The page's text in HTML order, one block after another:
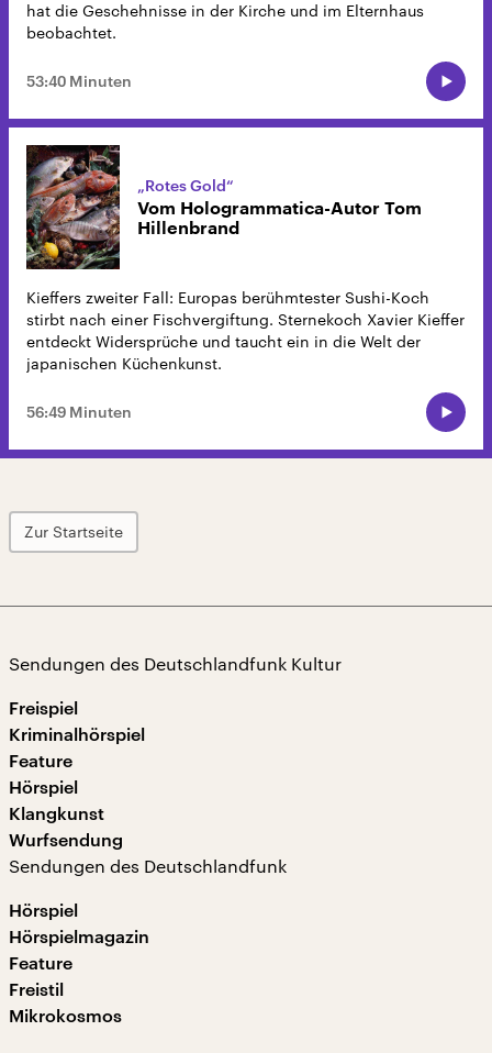
hat die Geschehnisse in der Kirche und im Elternhaus
beobachtet.
53:40 Minuten
„Rotes Gold“
Vom Hologrammatica-Autor Tom
Hillenbrand
Kieffers zweiter Fall: Europas berühmtester Sushi-Koch
stirbt nach einer Fischvergiftung. Sternekoch Xavier Kieffer
entdeckt Widersprüche und taucht ein in die Welt der
japanischen Küchenkunst.
56:49 Minuten
Zur Startseite
Sendungen des Deutschlandfunk Kultur
Freispiel
Kriminalhörspiel
Feature
Hörspiel
Klangkunst
Wurfsendung
Sendungen des Deutschlandfunk
Hörspiel
Hörspielmagazin
Feature
Freistil
Mikrokosmos